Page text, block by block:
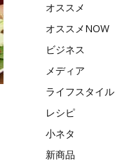
オススメ
オススメNOW
ビジネス
メディア
ライフスタイル
レシピ
小ネタ
新商品